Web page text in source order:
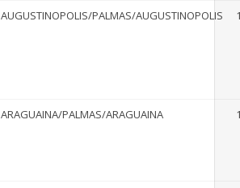
AUGUSTINOPOLIS/PALMAS/AUGUSTINOPOLIS
ARAGUAINA/PALMAS/ARAGUAINA